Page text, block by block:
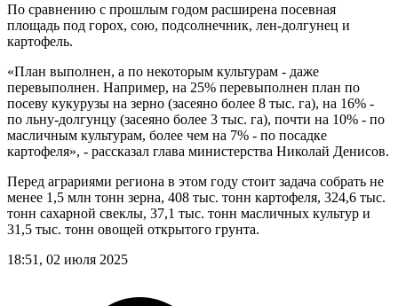
По сравнению с прошлым годом расширена посевная
площадь под горох, сою, подсолнечник, лен-долгунец и
картофель.
«План выполнен, а по некоторым культурам - даже
перевыполнен. Например, на 25% перевыполнен план по
посеву кукурузы на зерно (засеяно более 8 тыс. га), на 16% -
по льну-долгунцу (засеяно более 3 тыс. га), почти на 10% - по
масличным культурам, более чем на 7% - по посадке
картофеля», - рассказал глава министерства Николай Денисов.
Перед аграриями региона в этом году стоит задача собрать не
менее 1,5 млн тонн зерна, 408 тыс. тонн картофеля, 324,6 тыс.
тонн сахарной свеклы, 37,1 тыс. тонн масличных культур и
31,5 тыс. тонн овощей открытого грунта.
18:51, 02 июля 2025